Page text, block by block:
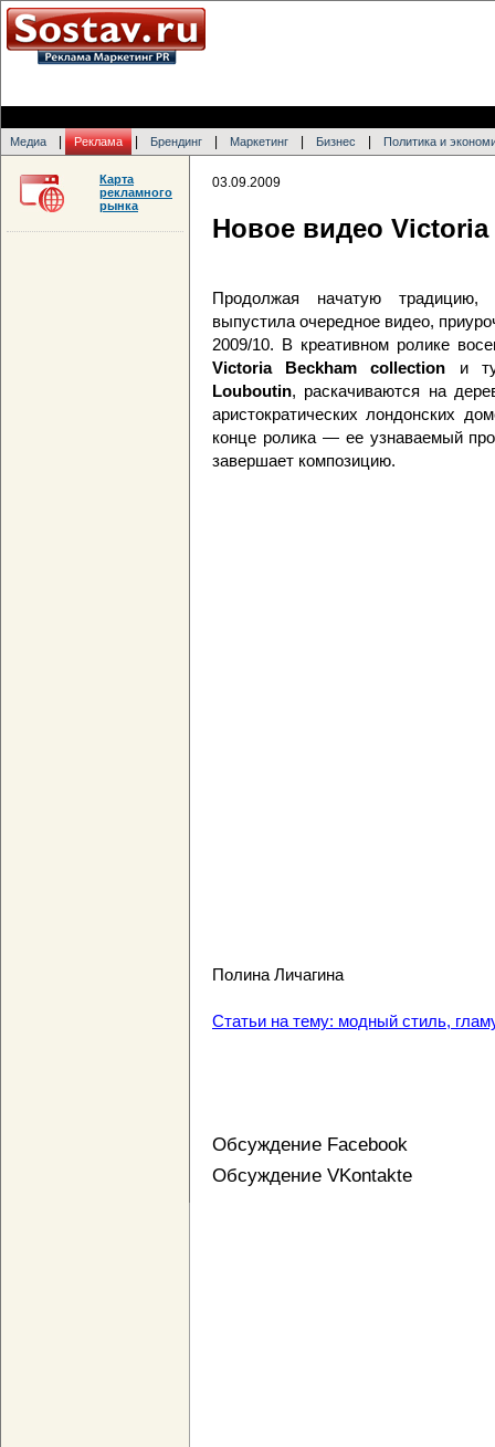
Медиа Реклама Брендинг Маркетинг Бизнес Политика и
03.09.2009
Новое видео
Продолжая начатую
выпустила очередное видео,
2009/10. В креативном ролике
Victoria Beckham collection и
Louboutin, раскачиваются на
аристократических лондонских
конце ролика — ее узнаваемый
завершает композицию.
Полина Личагина
Статьи на тему: модный стиль,
Обсуждение Facebook
Обсуждение VKontakte
Карта
рекламного
рынка